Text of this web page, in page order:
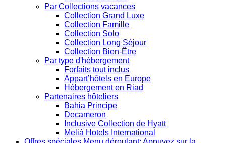
Par Collections vacances
Collection Grand Luxe
Collection Famille
Collection Solo
Collection Long Séjour
Collection Bien-Être
Par type d'hébergement
Forfaits tout inclus
Appart’hôtels en Europe
Hébergement en Riad
Partenaires hôteliers
Bahia Principe
Decameron
Inclusive Collection de Hyatt
Meliá Hotels International